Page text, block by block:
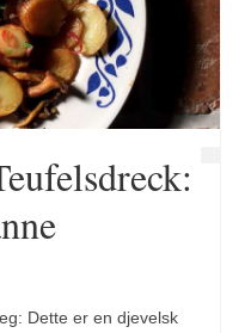
Dette er en djevelsk